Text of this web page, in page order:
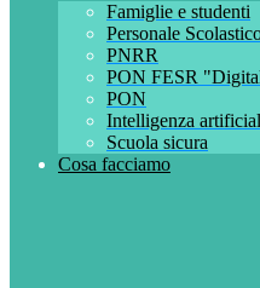
Famiglie e studenti
Personale
PNRR
PON FESR
PON
Intelligenza
Scuola sicura
Cosa facciamo